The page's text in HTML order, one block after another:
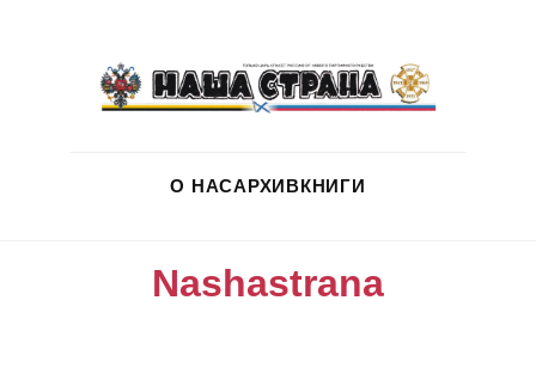
О НАСАРХИВКНИГИ
Nashastrana